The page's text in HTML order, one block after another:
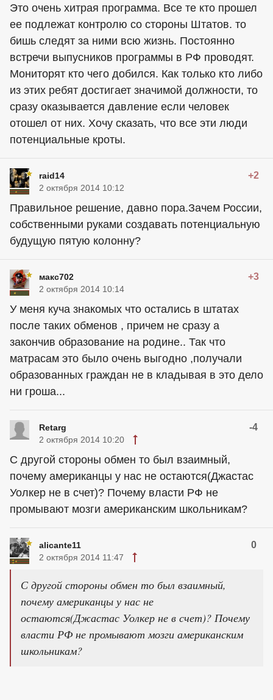
Это очень хитрая программа. Все те кто прошел
ее подлежат контролю со стороны Штатов. то
бишь следят за ними всю жизнь. Постоянно
встречи выпусников программы в РФ проводят.
Мониторят кто чего добился. Как только кто либо
из этих ребят достигает значимой должности, то
сразу оказывается давление если человек
отошел от них. Хочу сказать, что все эти люди
потенциальные кроты.
raid14 +2
2 октября 2014 10:12
Правильное решение, давно пора.Зачем России,
собственными руками создавать потенциальную
будущую пятую колонну?
макс702 +3
2 октября 2014 10:14
У меня куча знакомых что остались в штатах
после таких обменов , причем не сразу а
закончив образование на родине.. Так что
матрасам это было очень выгодно ,получали
образованных граждан не в кладывая в это дело
ни гроша...
Retarg -4
2 октября 2014 10:20
С другой стороны обмен то был взаимный,
почему американцы у нас не остаются(Джастас
Уолкер не в счет)? Почему власти РФ не
промывают мозги американским школьникам?
alicante11 0
2 октября 2014 11:47
С другой стороны обмен то был взаимный,
почему американцы у нас не
остаются(Джастас Уолкер не в счет)? Почему
власти РФ не промывают мозги американским
школьникам?